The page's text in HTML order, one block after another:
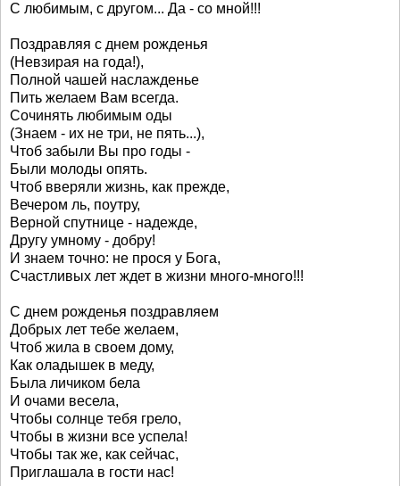
С любимым, с другом... Да - со мной!!!
Поздравляя с днем рожденья
(Невзирая на года!),
Полной чашей наслажденье
Пить желаем Вам всегда.
Сочинять любимым оды
(Знаем - их не три, не пять...),
Чтоб забыли Вы про годы -
Были молоды опять.
Чтоб вверяли жизнь, как прежде,
Вечером ль, поутру,
Верной спутнице - надежде,
Другу умному - добру!
И знаем точно: не прося у Бога,
Счастливых лет ждет в жизни много-много!!!
С днем рожденья поздравляем
Добрых лет тебе желаем,
Чтоб жила в своем дому,
Как оладышек в меду,
Была личиком бела
И очами весела,
Чтобы солнце тебя грело,
Чтобы в жизни все успела!
Чтобы так же, как сейчас,
Приглашала в гости нас!